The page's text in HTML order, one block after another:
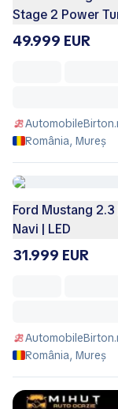
Stage 2 Power
49.999 EUR
România, Mureș
Ford Mustang
Navi | LED
31.999 EUR
România, Mureș